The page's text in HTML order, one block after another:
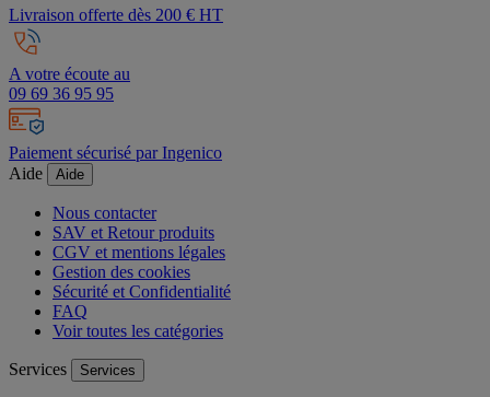
Livraison offerte dès 200 € HT
A votre écoute au
09 69 36 95 95
Paiement sécurisé par Ingenico
Aide
Aide
Nous contacter
SAV et Retour produits
CGV et mentions légales
Gestion des cookies
Sécurité et Confidentialité
FAQ
Voir toutes les catégories
Services Services